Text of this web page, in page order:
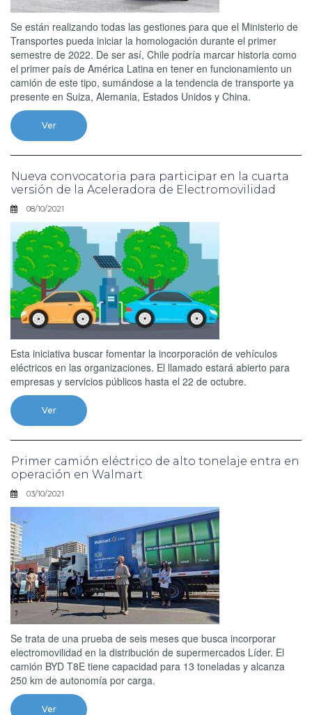
Se están realizando todas las gestiones para que el Ministerio de
Transportes pueda iniciar la homologación durante el primer
semestre de 2022. De ser así, Chile podría marcar historia como
el primer país de América Latina en tener en funcionamiento un
camión de este tipo, sumándose a la tendencia de transporte ya
presente en Suiza, Alemania, Estados Unidos y China.
Ver
Nueva convocatoria para participar en la cuarta
versión de la Aceleradora de Electromovilidad
08/10/2021
Esta iniciativa buscar fomentar la incorporación de vehículos
eléctricos en las organizaciones. El llamado estará abierto para
empresas y servicios públicos hasta el 22 de octubre.
Ver
Primer camión eléctrico de alto tonelaje entra en
operación en Walmart
03/10/2021
Se trata de una prueba de seis meses que busca incorporar
electromovilidad en la distribución de supermercados Líder. El
camión BYD T8E tiene capacidad para 13 toneladas y alcanza
250 km de autonomía por carga.
Ver